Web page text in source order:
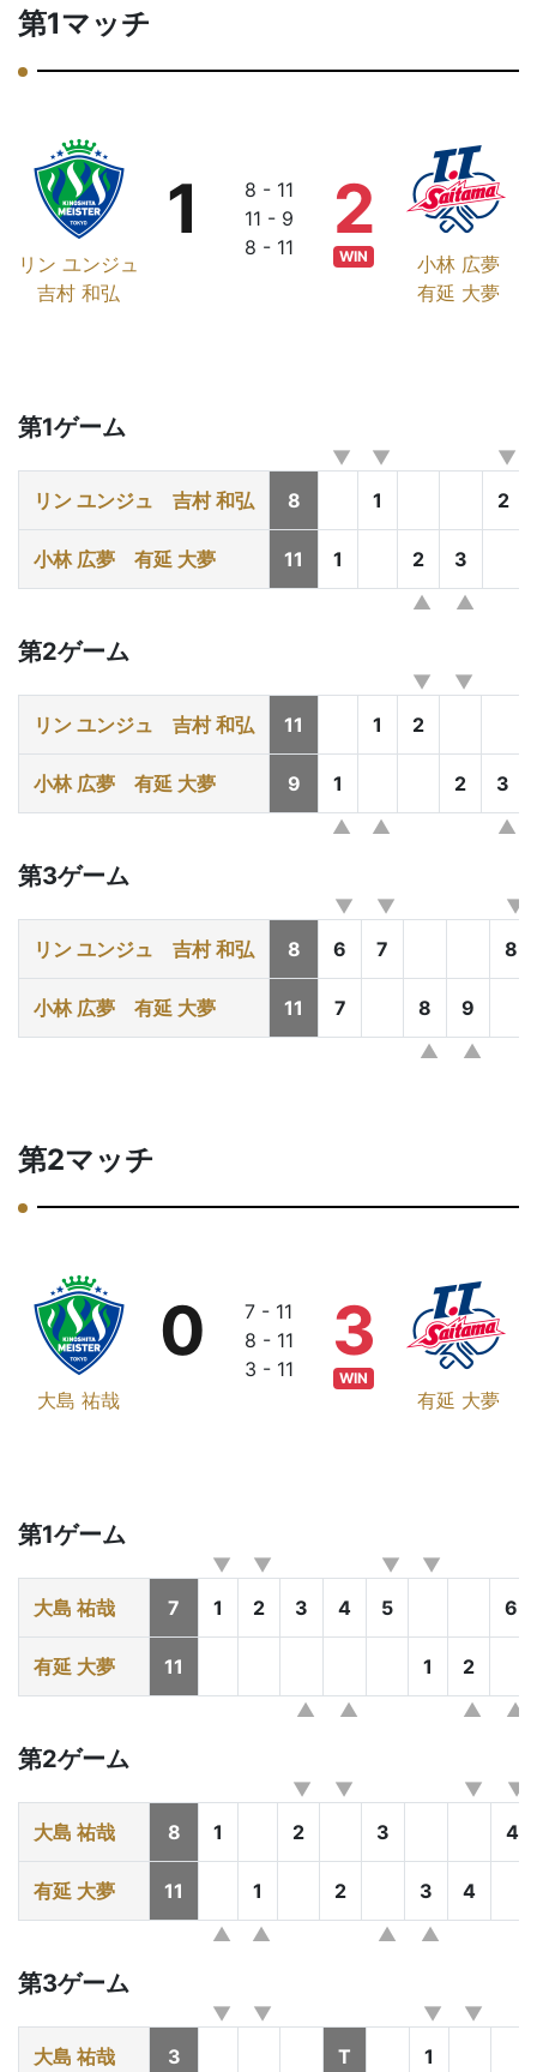
第1マッチ
リン ユンジュ
吉村 和弘
1
8 - 11
11 - 9
8 - 11
小林 広夢
有延 大夢
2
WIN
第1ゲーム
リン ユンジュ 吉村 和弘 8 1 2
小林 広夢 有延 大夢 11 1 2 3
第2ゲーム
リン ユンジュ 吉村 和弘 11 1 2
小林 広夢 有延 大夢 9 1 2 3
第3ゲーム
リン ユンジュ 吉村 和弘 8 6 7 8
小林 広夢 有延 大夢 11 7 8 9
第2マッチ
大島 祐哉
0
7 - 11
8 - 11
3 - 11
有延 大夢
3
WIN
第1ゲーム
大島 祐哉 7 1 2 3 4 5 6
有延 大夢 11 1 2
第2ゲーム
大島 祐哉 8 1 2 3 4
有延 大夢 11 1 2 3 4
第3ゲーム
大島 祐哉 3 T 1